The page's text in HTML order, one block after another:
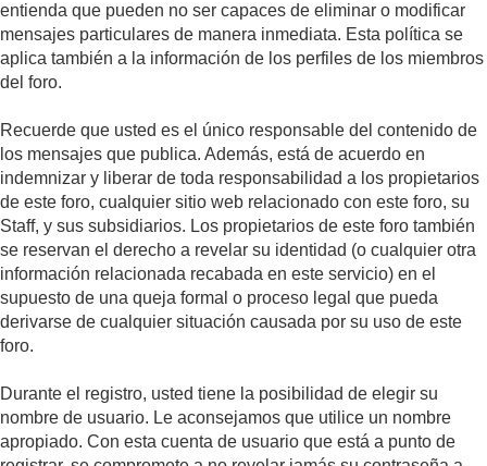
entienda que pueden no ser capaces de eliminar o modificar
mensajes particulares de manera inmediata. Esta política se
aplica también a la información de los perfiles de los miembros
del foro.
Recuerde que usted es el único responsable del contenido de
los mensajes que publica. Además, está de acuerdo en
indemnizar y liberar de toda responsabilidad a los propietarios
de este foro, cualquier sitio web relacionado con este foro, su
Staff, y sus subsidiarios. Los propietarios de este foro también
se reservan el derecho a revelar su identidad (o cualquier otra
información relacionada recabada en este servicio) en el
supuesto de una queja formal o proceso legal que pueda
derivarse de cualquier situación causada por su uso de este
foro.
Durante el registro, usted tiene la posibilidad de elegir su
nombre de usuario. Le aconsejamos que utilice un nombre
apropiado. Con esta cuenta de usuario que está a punto de